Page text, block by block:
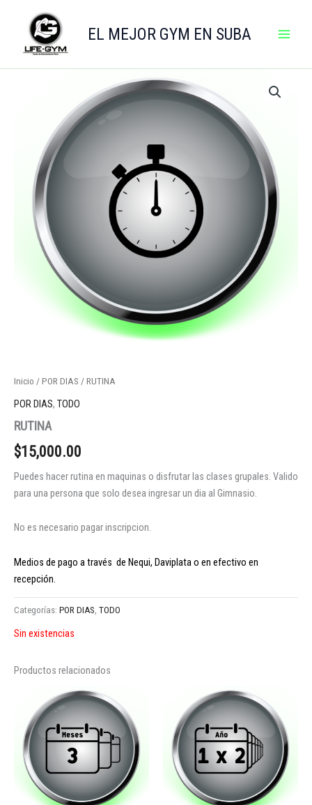
contenido
EL MEJOR GYM EN SUBA
Inicio / POR DIAS / RUTINA
POR DIAS, TODO
RUTINA
$15,000.00
Puedes hacer rutina en maquinas o disfrutar las clases grupales. Valido
para una persona que solo desea ingresar un dia al Gimnasio.
No es necesario pagar inscripcion.
Medios de pago a través de Nequi, Daviplata o en efectivo en
recepción.
Categorías: POR DIAS, TODO
Sin existencias
Productos relacionados